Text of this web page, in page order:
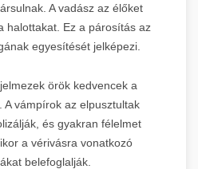
A vadász az élőket
halottakat. Ez a párosítás az
egyesítését jelképezi.
örök kedvencek a
A vámpírok az elpusztultak
és gyakran félelmet
a vérivásra vonatkozó
belefoglalják.